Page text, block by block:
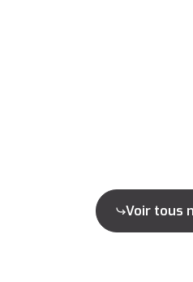
Voir tous